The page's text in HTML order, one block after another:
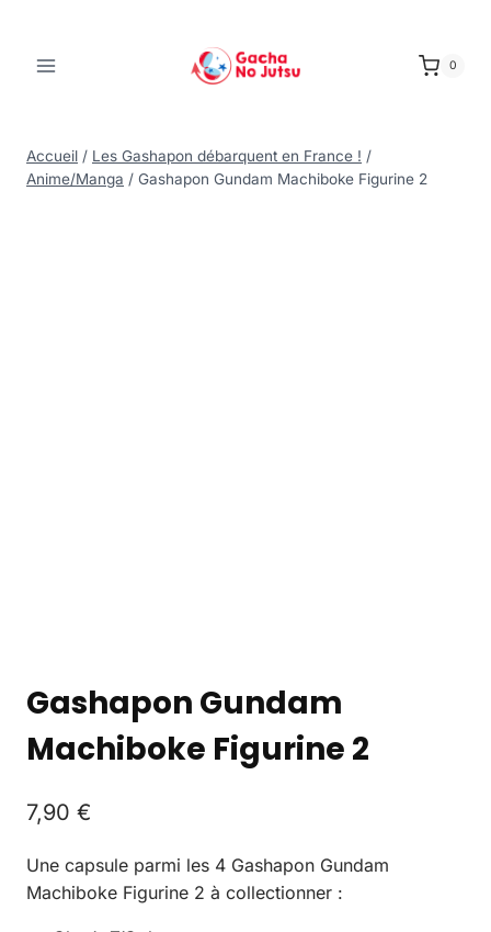
0
Accueil / Les Gashapon débarquent en France ! /
Anime/Manga / Gashapon Gundam Machiboke Figurine 2
Gashapon Gundam
Machiboke Figurine 2
7,90 €
Une capsule parmi les 4 Gashapon Gundam
Machiboke Figurine 2 à collectionner :